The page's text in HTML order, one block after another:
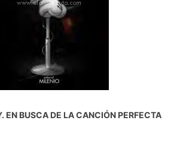
EN BUSCA DE LA CANCIÓN PERFECTA